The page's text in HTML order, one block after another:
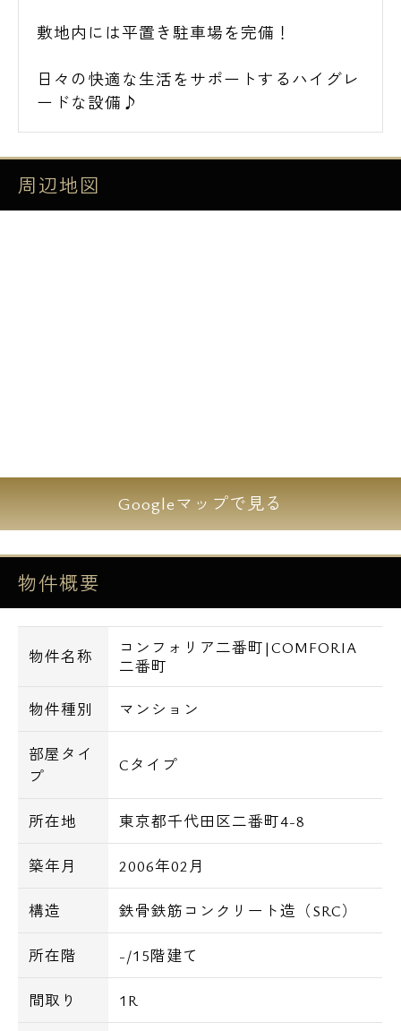
敷地内には平置き駐車場を完備！
日々の快適な生活をサポートするハイグレ
ードな設備♪
周辺地図
Googleマップで見る
物件概要
物件名称
コンフォリア二番町|COMFORIA
二番町
物件種別 マンション
部屋タイ
プ
Cタイプ
所在地 東京都千代田区二番町4-8
築年月 2006年02月
構造 鉄骨鉄筋コンクリート造（SRC）
所在階 -/15階建て
間取り 1R